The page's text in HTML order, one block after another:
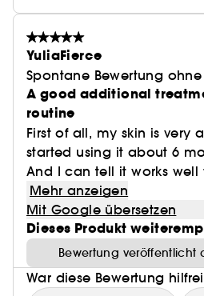
YuliaFierce
Spontane Bewertung
A good additional
routine
First of all, my skin is very
started using it about 6
And I can tell it works well
Mehr anzeigen
Mit Google übersetzen
Dieses Produkt
Bewertung veröffentlicht
War diese Bewertung